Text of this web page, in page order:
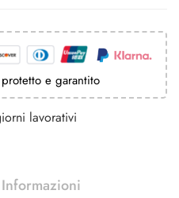
e garantito
lavorativi